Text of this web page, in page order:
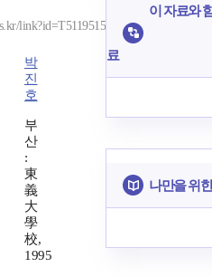
link?id=T5119515
박
진
호
부
산
:
東
義
大
學
校,
1995
이 자료와
료
나만을 위